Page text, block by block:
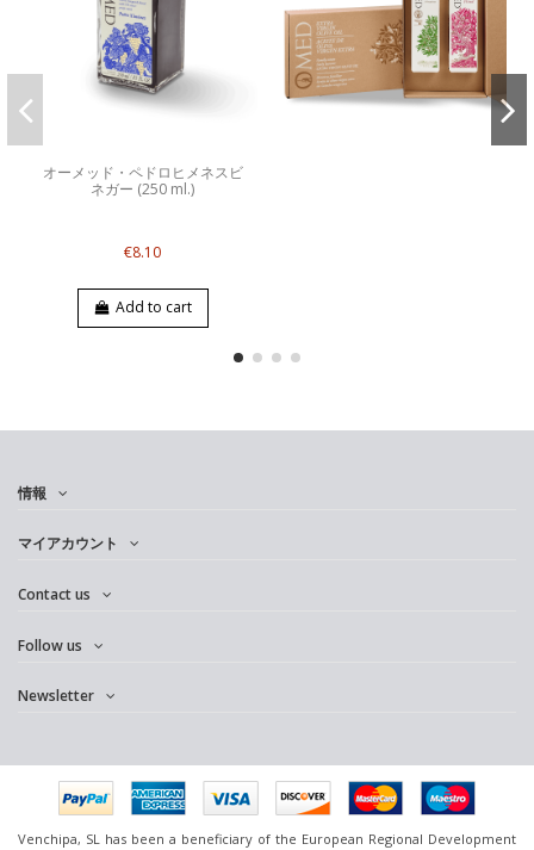
オーメッド・ペドロヒメネスビ
ネガー (250 ml.)
€8.10
Add to cart
情報
マイアカウント
Contact us
Follow us
Newsletter
Venchipa, SL has been a beneficiary of the European Regional Development